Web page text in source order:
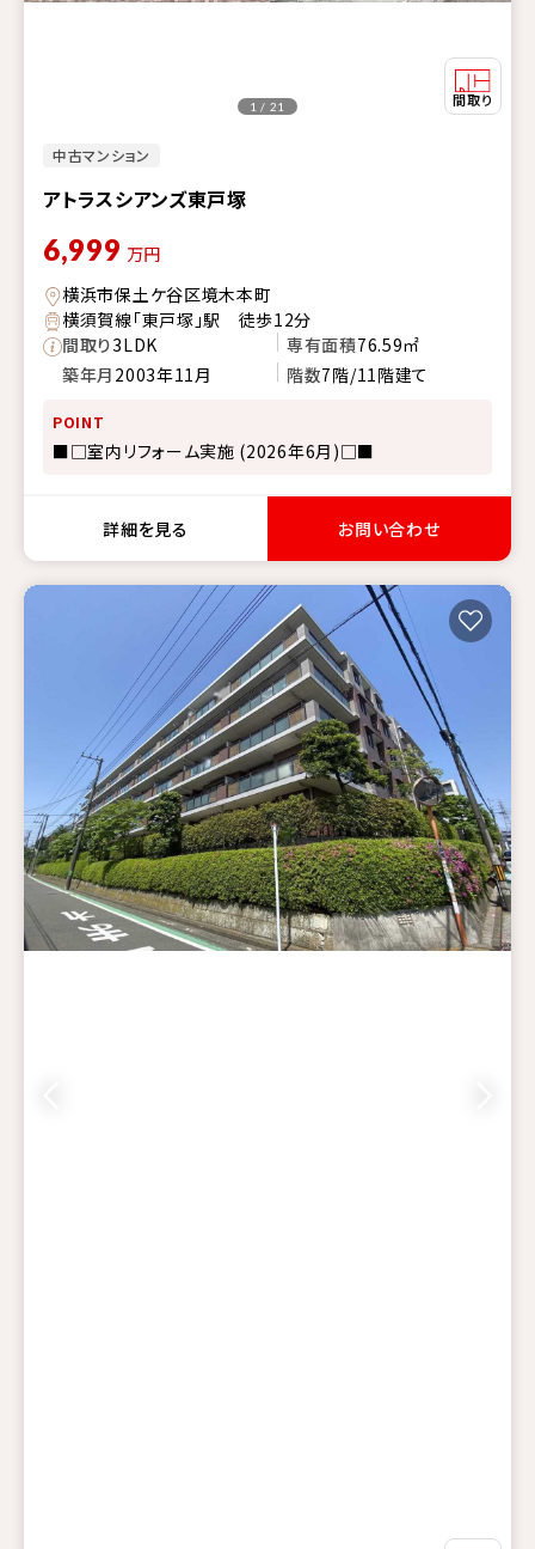
中古マンション
アトラスシアンズ東戸塚
1 / 21
6,999 万円
横浜市保土ケ谷区境木本町
横須賀線「東戸塚」駅 徒歩12分
間取り3LDK 専有面積76.59㎡
築年月 2003年11月 階数7階/11階建て
POINT
■□室内リフォーム実施 (2026年6月)□■
詳細を見る お問い合わせ